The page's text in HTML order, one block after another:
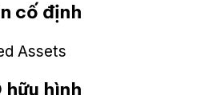
cố định
Assets
hữu hình